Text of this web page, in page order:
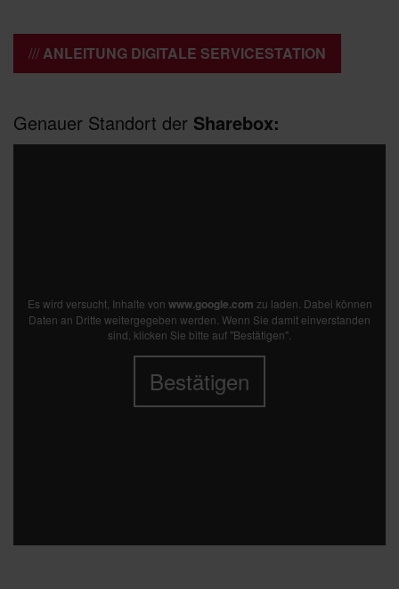
ANLEITUNG DIGITALE SERVICESTATION
Genauer Standort der Sharebox:
Es wird versucht, Inhalte von www.google.com zu laden. Dabei können
Daten an Dritte weitergegeben werden. Wenn Sie damit einverstanden
sind, klicken Sie bitte auf "Bestätigen".
Bestätigen